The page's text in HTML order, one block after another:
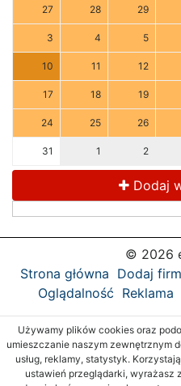
27 28 29
3 4 5
10 11 12
17 18 19
24 25 26
31 1 2
Dodaj
© 2026
Strona główna Dodaj
Oglądalność Reklama
Używamy plików cookies oraz
umieszczanie naszym zewnętrznym
usług, reklamy, statystyk.
ustawień przeglądarki, wyrażasz